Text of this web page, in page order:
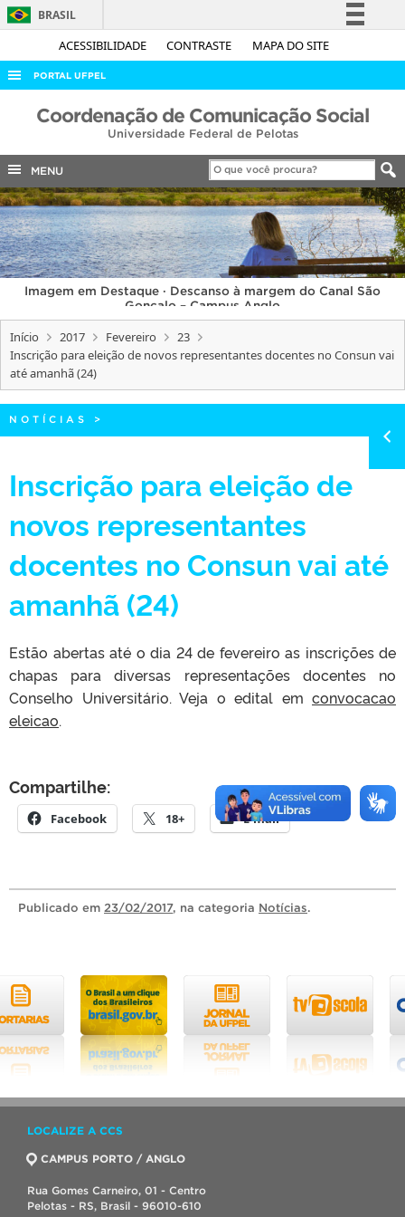
ACESSIBILIDADE CONTRASTE MAPA DO SITE
BRASIL
Simplifique!
Acesso à informação
Legislação
Canais
PORTAL UFPEL
ACESSO À INFORMAÇÃO
COBALTO
CONCURSOS
EDITAIS
INTERNACIONAL
OUVIDORIA
PORTARIAS
TELEFONES
Coordenação de Comunicação Social
Universidade Federal de Pelotas
MENU
Imagem em Destaque · Descanso à margem do Canal São
Gonçalo – Campus Anglo
Início 2017 Fevereiro
23
Inscrição para eleição de novos representantes docentes no Consun vai
até amanhã (24)
NOTÍCIAS >
Inscrição para eleição de
novos representantes
docentes no Consun vai até
amanhã (24)
Estão abertas até o dia 24 de fevereiro as inscrições de
chapas para diversas representações docentes no
Conselho Universitário. Veja o edital em convocacao
eleicao.
Compartilhe:
Facebook 18+ E-mail
Publicado em 23/02/2017, na categoria Notícias.
LOCALIZE A CCS
CAMPUS PORTO / ANGLO
Rua Gomes Carneiro, 01 - Centro
Pelotas - RS, Brasil - 96010-610